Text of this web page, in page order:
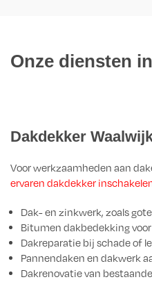
Onze diensten
Dakdekker
Voor werkzaamheden aan
ervaren dakdekker
Dak- en zinkwerk, zoals
Bitumen dakbedekking
Dakreparatie bij schade of
Pannendaken en dakwerk
Dakrenovatie van